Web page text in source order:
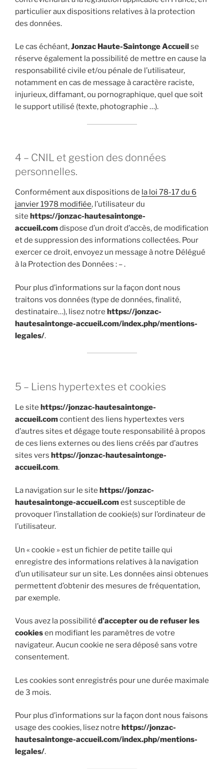
particulier aux dispositions relatives à la protection
des données.
Le cas échéant,Jonzac Haute-Saintonge Accueilse
réserve également la possibilité de mettre en cause la
responsabilité civile et/ou pénale de l’utilisateur,
notamment en cas de message à caractère raciste,
injurieux, diffamant, ou pornographique, quel que soit
le support utilisé (texte, photographie …).
4 – CNIL et gestion des données
personnelles.
Conformément aux dispositions de la loi 78-17 du 6
janvier 1978 modifiée, l’utilisateur du
site https://jonzac-hautesaintonge-
accueil.comdispose d’un droit d’accès, de modification
et de suppression des informations collectées. Pour
exercer ce droit, envoyez un message à notre Délégué
à la Protection des Données : –.
Pour plus d’informations sur la façon dont nous
traitons vos données (type de données, finalité,
destinataire…), lisez notre https://jonzac-
hautesaintonge-accueil.com/index.php/mentions-
legales/.
5 – Liens hypertextes et cookies
Le site https://jonzac-hautesaintonge-
accueil.comcontient des liens hypertextes vers
d’autres sites et dégage toute responsabilité à propos
de ces liens externes ou des liens créés par d’autres
sites vers https://jonzac-hautesaintonge-
accueil.com.
La navigation sur le site https://jonzac-
hautesaintonge-accueil.comest susceptible de
provoquer l’installation de cookie(s) sur l’ordinateur de
l’utilisateur.
Un « cookie » est un fichier de petite taille qui
enregistre des informations relatives à la navigation
d’un utilisateur sur un site. Les données ainsi obtenues
permettent d’obtenir des mesures de fréquentation,
par exemple.
Vous avez la possibilité d’accepter ou de refuser les
cookiesen modifiant les paramètres de votre
navigateur. Aucun cookie ne sera déposé sans votre
consentement.
Les cookies sont enregistrés pour une durée maximale
de 3 mois.
Pour plus d’informations sur la façon dont nous faisons
usage des cookies, lisez notre https://jonzac-
hautesaintonge-accueil.com/index.php/mentions-
legales/.